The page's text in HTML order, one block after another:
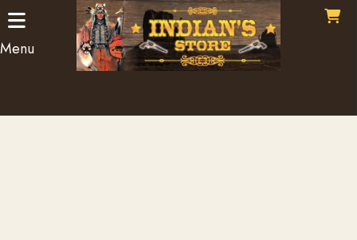
Menu
Panneau de gestion des cookies